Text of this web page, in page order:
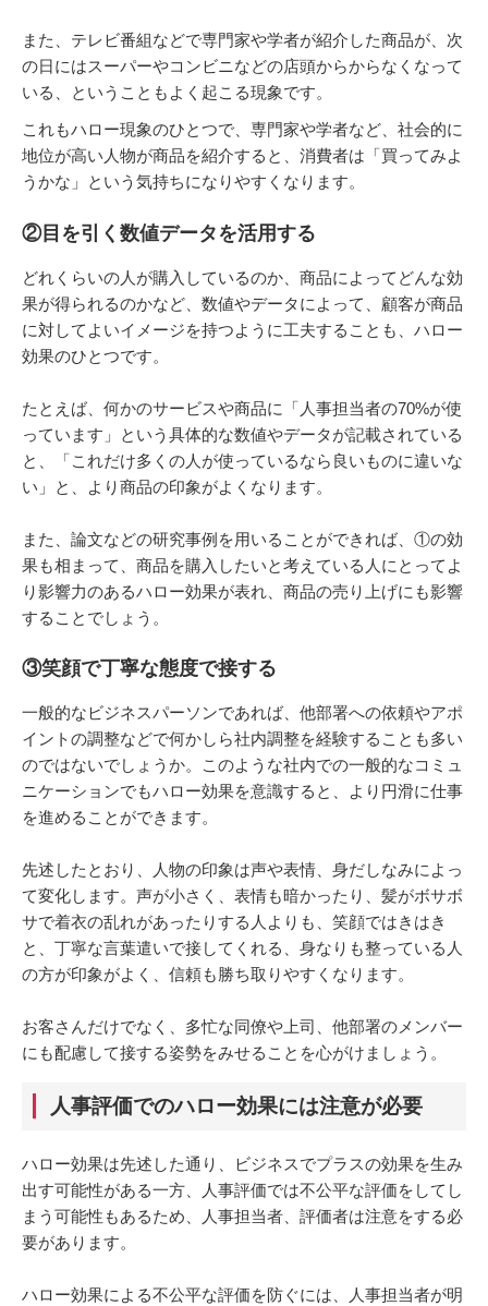
また、テレビ番組などで専門家や学者が紹介した商品が、次
の日にはスーパーやコンビニなどの店頭からからなくなって
いる、ということもよく起こる現象です。
これもハロー現象のひとつで、専門家や学者など、社会的に
地位が高い人物が商品を紹介すると、消費者は「買ってみよ
うかな」という気持ちになりやすくなります。
②目を引く数値データを活用する
どれくらいの人が購入しているのか、商品によってどんな効
果が得られるのかなど、数値やデータによって、顧客が商品
に対してよいイメージを持つように工夫することも、ハロー
効果のひとつです。
たとえば、何かのサービスや商品に「人事担当者の70%が使
っています」という具体的な数値やデータが記載されている
と、「これだけ多くの人が使っているなら良いものに違いな
い」と、より商品の印象がよくなります。
また、論文などの研究事例を用いることができれば、①の効
果も相まって、商品を購入したいと考えている人にとってよ
り影響力のあるハロー効果が表れ、商品の売り上げにも影響
することでしょう。
③笑顔で丁寧な態度で接する
一般的なビジネスパーソンであれば、他部署への依頼やアポ
イントの調整などで何かしら社内調整を経験することも多い
のではないでしょうか。このような社内での一般的なコミュ
ニケーションでもハロー効果を意識すると、より円滑に仕事
を進めることができます。
先述したとおり、人物の印象は声や表情、身だしなみによっ
て変化します。声が小さく、表情も暗かったり、髪がボサボ
サで着衣の乱れがあったりする人よりも、笑顔ではきはき
と、丁寧な言葉遣いで接してくれる、身なりも整っている人
の方が印象がよく、信頼も勝ち取りやすくなります。
お客さんだけでなく、多忙な同僚や上司、他部署のメンバー
にも配慮して接する姿勢をみせることを心がけましょう。
人事評価でのハロー効果には注意が必要
ハロー効果は先述した通り、ビジネスでプラスの効果を生み
出す可能性がある一方、人事評価では不公平な評価をしてし
まう可能性もあるため、人事担当者、評価者は注意をする必
要があります。
ハロー効果による不公平な評価を防ぐには、人事担当者が明